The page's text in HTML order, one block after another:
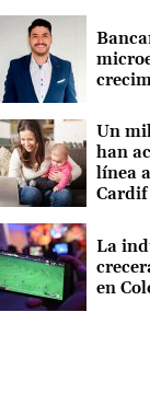
Un
han
línea
Cardif
La
en